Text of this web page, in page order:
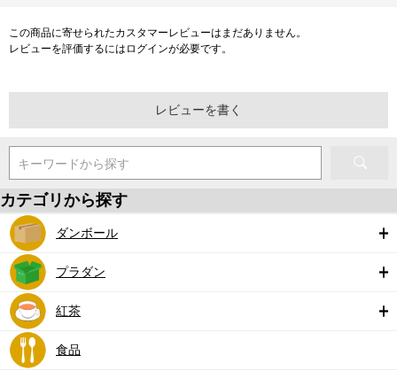
この商品に寄せられたカスタマーレビューはまだありません。
レビューを評価するには ログインが必要です。
レビューを書く
キーワードから探す
カテゴリから探す
ダンボール
プラダン
紅茶
食品